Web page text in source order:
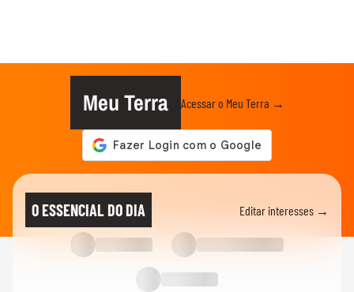
Meu Terra Acessar o Meu Terra →
O ESSENCIAL DO DIA Editar interesses →